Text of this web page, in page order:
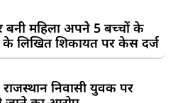
बनी महिला अपने 5 बच्चों के
के लिखित शिकायत पर केस दर्ज
निवासी युवक पर